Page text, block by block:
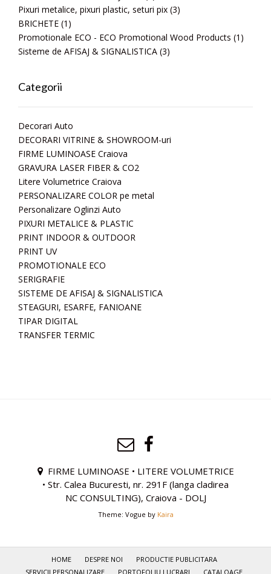
Pixuri metalice, pixuri plastic, seturi pix (3)
BRICHETE (1)
Promotionale ECO - ECO Promotional Wood Products (1)
Sisteme de AFISAJ & SIGNALISTICA (3)
Categorii
Decorari Auto
DECORARI VITRINE & SHOWROOM-uri
FIRME LUMINOASE Craiova
GRAVURA LASER FIBER & CO2
Litere Volumetrice Craiova
PERSONALIZARE COLOR pe metal
Personalizare Oglinzi Auto
PIXURI METALICE & PLASTIC
PRINT INDOOR & OUTDOOR
PRINT UV
PROMOTIONALE ECO
SERIGRAFIE
SISTEME DE AFISAJ & SIGNALISTICA
STEAGURI, ESARFE, FANIOANE
TIPAR DIGITAL
TRANSFER TERMIC
FIRME LUMINOASE • LITERE VOLUMETRICE
• Str. Calea Bucuresti, nr. 291F (langa cladirea
NC CONSULTING), Craiova - DOLJ
Theme: Vogue by Kaira
HOME DESPRE NOI
PRODUCTIE PUBLICITARA
SERVICII PERSONALIZARE
PORTOFOLIU LUCRARI CATALOAGE